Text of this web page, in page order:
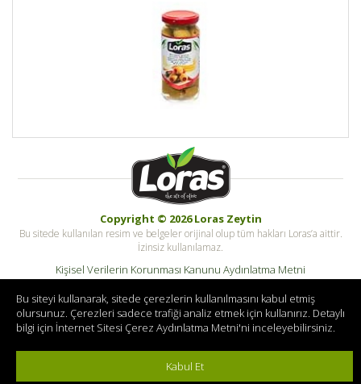
Copyright © 2026 Loras Zeytin
Bu sitede kullanılan resim ve belgeler orijinal olup tüm hakları Loras’a aittir.
İzinsiz kullanılamaz.
Kişisel Verilerin Korunması Kanunu Aydınlatma Metni
© Copyright Tüm hakları saklıdır. Zeykotarim.com
Bu siteyi kullanarak, sitede çerezlerin kullanılmasını kabul etmiş
olursunuz. Çerezleri sadece trafiği analiz etmek için kullanırız. Detaylı
bilgi için İnternet Sitesi Çerez Aydınlatma Metni'ni inceleyebilirsiniz.
Kabul Et